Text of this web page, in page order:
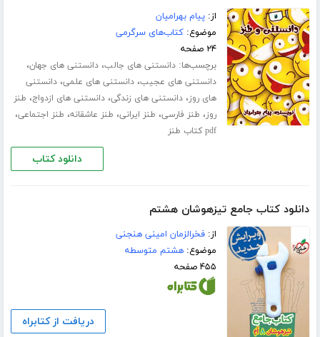
از:پیام بهرامیان
موضوع:کتاب‌های سرگرمی
۲۴ صفحه
برچسب‌ها:دانستنی های جالب،دانستنی های جهان،
دانستنی های عجیب،دانستنی های علمی،دانستنی
های روز،دانستنی های زندگی،دانستنی های ازدواج، طنز
روز، طنز فارسی، طنز ایرانی، طنز عاشقانه، طنز اجتماعی،
pdf کتاب طنز
دانلود کتاب
دانلود کتاب جامع تیزهوشان هشتم
از:فخرالزمان امینی هنجنی
موضوع:هشتم متوسطه
۴۵۵ صفحه
دریافت از کتابراه